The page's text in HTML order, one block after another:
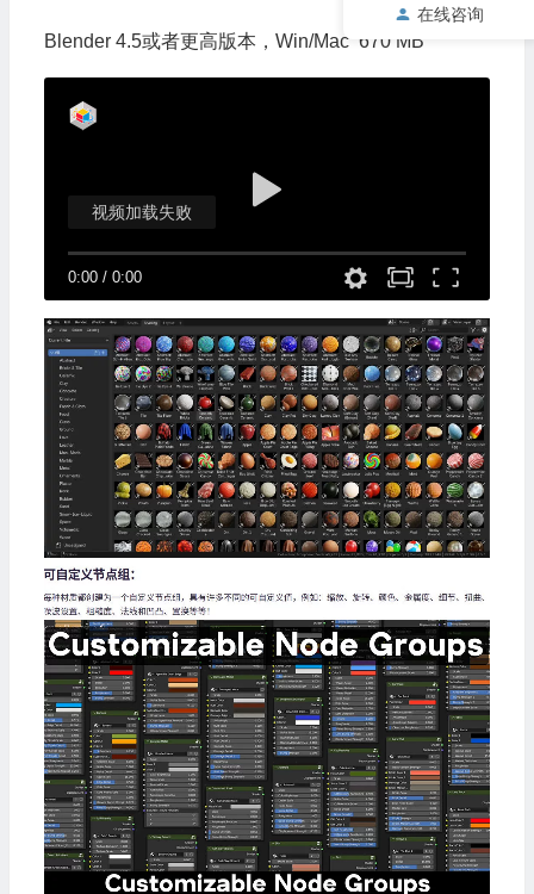
Blender 4.5或者更高版本，Win/Mac 670 MB
0:00/ 0:00
视频加载失败
在线咨询